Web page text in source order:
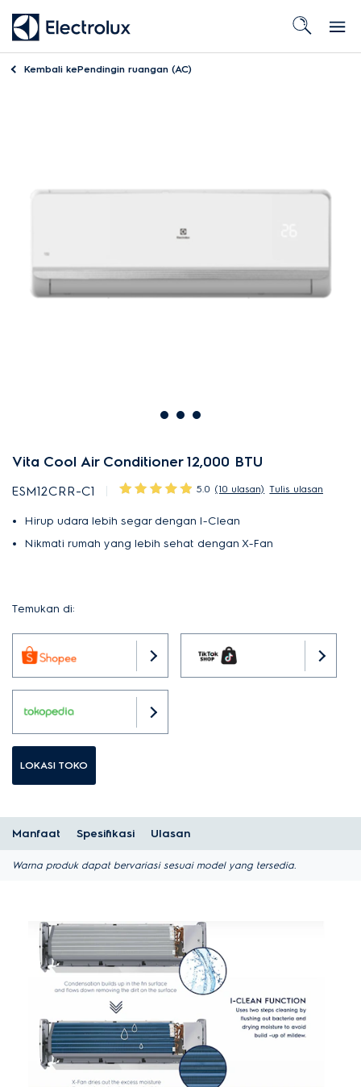
Kembali kePendingin ruangan (AC)
Vita Cool Air Conditioner 12,000 BTU
ESM12CRR-C1 5.0 (10 ulasan) Tulis ulasan
Hirup udara lebih segar dengan I-Clean
Nikmati rumah yang lebih sehat dengan X-Fan
Temukan di:
LOKASI TOKO
Manfaat Spesifikasi Ulasan
Warna produk dapat bervariasi sesuai model yang tersedia.